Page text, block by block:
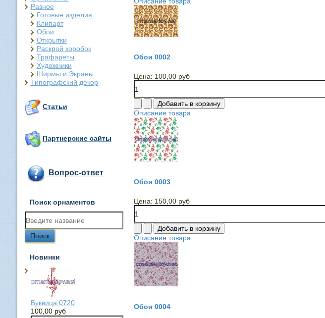
Разное
Готовые изделия
Клипарт
Обои
Открытки
Раскрой коробок
Трафареты
Художники
Ширмы и Экраны
Типографский декор
Статьи
Партнерские сайты
Вопрос-ответ
Поиск орнаментов
Новинки
Буквица 0720
100,00 руб
Обои 0002
Цена: 100,00 руб
Описание товара
Обои 0003
Цена: 150,00 руб
Описание товара
Обои 0004